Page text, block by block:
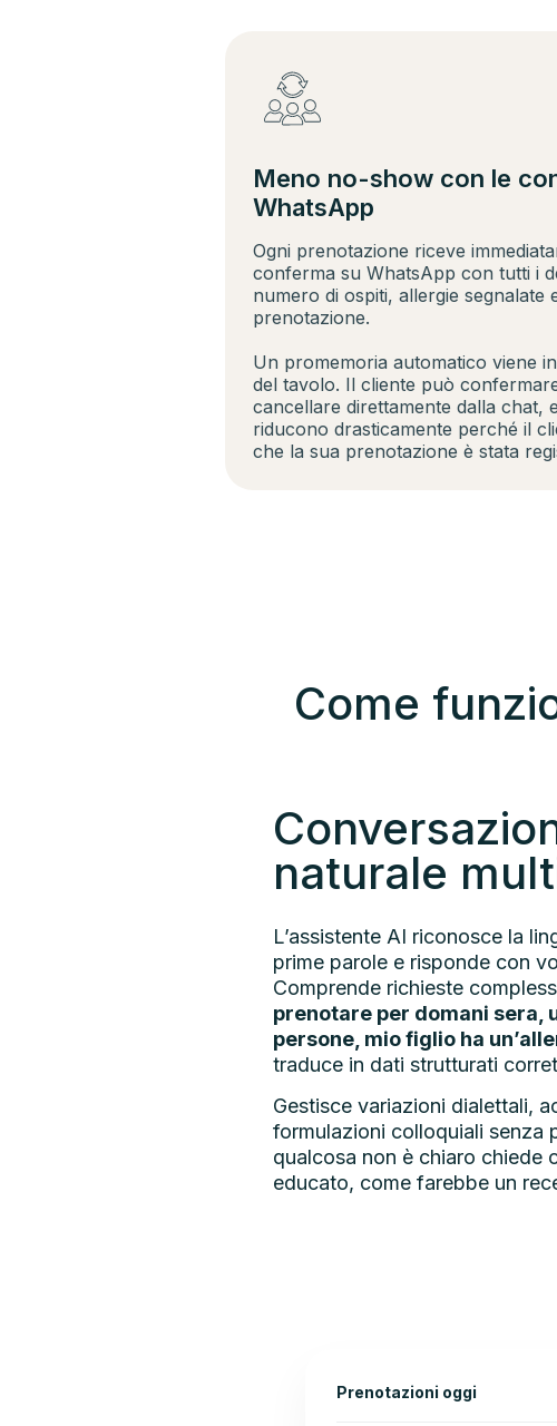
Meno no-show con le
WhatsApp
Ogni prenotazione riceve
conferma su WhatsApp con tutti i
numero di ospiti, allergie segnalate
prenotazione.
Un promemoria automatico viene
del tavolo. Il cliente può
cancellare direttamente dalla chat,
riducono drasticamente perché il
che la sua prenotazione è stata
Come
naturale
L’assistente AI riconosce la
prime parole e risponde con
Comprende richieste
prenotare per domani sera,
persone, mio figlio ha
traduce in dati strutturati
Gestisce variazioni dialettali,
formulazioni colloquiali senza
qualcosa non è chiaro chiede
educato, come farebbe un
Prenotazioni oggi